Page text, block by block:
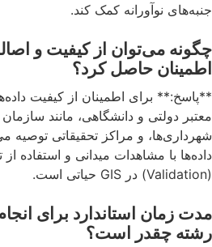
جنبه‌های نوآورانه کمک کند.
چگونه می‌توان از کیفیت و
اطمینان حاصل کرد؟
**پاسخ:** برای اطمینان از کیفیت
معتبر دولتی و دانشگاهی، مانند
شهرداری‌ها، و مراکز تحقیقاتی توصیه
داده‌ها با مشاهدات میدانی و استفاده
(Validation) در GIS حیاتی است.
مدت زمان استاندارد برای
رشته چقدر است؟